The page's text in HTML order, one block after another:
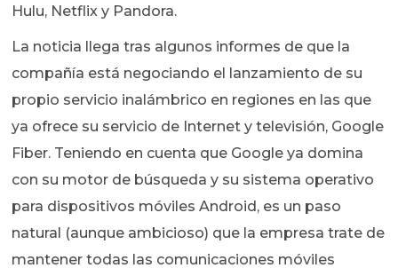
Hulu, Netflix y Pandora.
La noticia llega tras algunos informes de que la
compañía está negociando el lanzamiento de su
propio servicio inalámbrico en regiones en las que
ya ofrece su servicio de Internet y televisión, Google
Fiber. Teniendo en cuenta que Google ya domina
con su motor de búsqueda y su sistema operativo
para dispositivos móviles Android, es un paso
natural (aunque ambicioso) que la empresa trate de
mantener todas las comunicaciones móviles